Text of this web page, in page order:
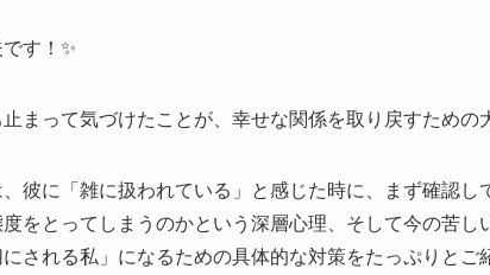
す！✨
まって気づけたことが、幸せな関係を取り戻すための
彼に「雑に扱われている」と感じた時に、まず確認
をとってしまうのかという深層心理、そして今の苦
される私」になるための具体的な対策をたっぷりとご